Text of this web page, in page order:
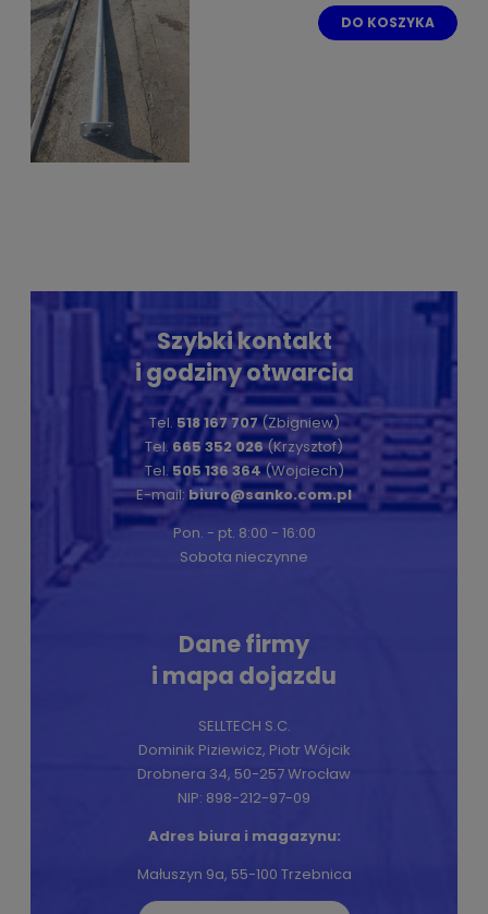
DO KOSZYKA
Szybki kontakt
i godziny otwarcia
Tel. 518 167 707(Zbigniew)
Tel. 665 352 026(Krzysztof)
Tel.505 136 364(Wojciech)
E-mail: biuro@sanko.com.pl
Pon. - pt. 8:00 - 16:00
Sobota nieczynne
Dane firmy
i mapa dojazdu
SELLTECH S.C.
Dominik Piziewicz, Piotr Wójcik
Drobnera 34, 50-257 Wrocław
NIP: 898-212-97-09
Adres biura i magazynu:
Małuszyn 9a, 55-100 Trzebnica